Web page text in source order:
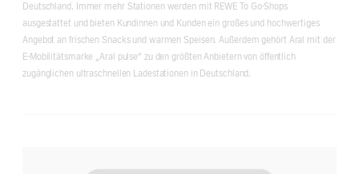
Deutschland. Immer mehr Stationen werden mit REWE To Go-Shops
ausgestattet und bieten Kundinnen und Kunden ein großes und hochwertiges
Angebot an frischen Snacks und warmen Speisen. Außerdem gehört Aral mit der
E-Mobilitätsmarke „Aral pulse“ zu den größten Anbietern von öffentlich
zugänglichen ultraschnellen Ladestationen in Deutschland.